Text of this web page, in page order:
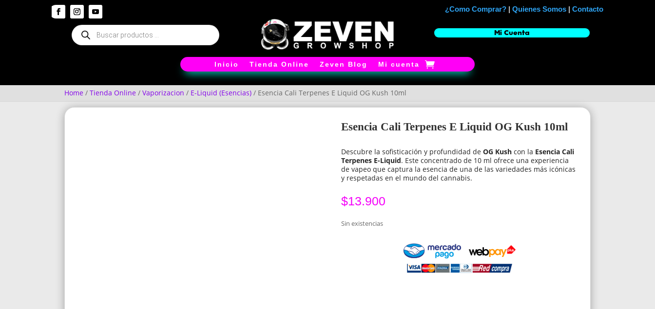
¿Como Comprar? |Quienes Somos |Contacto
Búsqueda
de
productos
Mi Cuenta
Inicio Tienda Online Zeven Blog Mi cuenta
Home / Tienda Online / Vaporizacion / E-Liquid (Esencias) / Esencia Cali Terpenes E Liquid OG Kush 10ml
Esencia Cali Terpenes E Liquid OG Kush 10ml
Descubre la sofisticación y profundidad deOG Kush con la Esencia Cali
Terpenes E-Liquid. Este concentrado de 10 ml ofrece una experiencia
de vapeo que captura la esencia de una de las variedades más icónicas
y respetadas en el mundo del cannabis.
$13.900
Sin existencias